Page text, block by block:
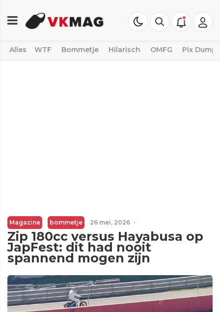
Alles WTF Bommetje Hilarisch OMFG Pix Dump
Magazine bommetje 26 mei, 2026 ·
Zip 180cc versus Hayabusa op
JapFest: dit had nooit
spannend mogen zijn